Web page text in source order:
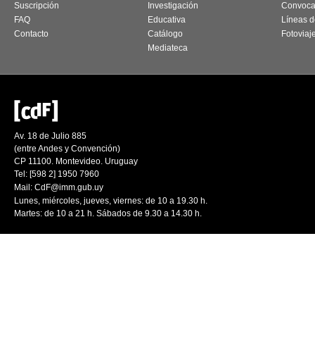
Suscripción
FAQ
Contacto
Investigación
Educativa
Catálogo
Mediateca
Líneas
Av. 18 de Julio 885
(entre Andes y Convención)
CP 11100. Montevideo. Uruguay
Tel: [598 2] 1950 7960
Mail: CdF@imm.gub.uy
Lunes, miércoles, jueves, viernes: de 10 a 19.30 h.
Martes: de 10 a 21 h. Sábados de 9.30 a 14.30 h.